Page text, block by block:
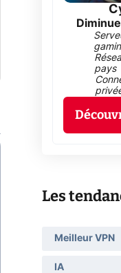
pays
Les
Meilleur VPN
IA